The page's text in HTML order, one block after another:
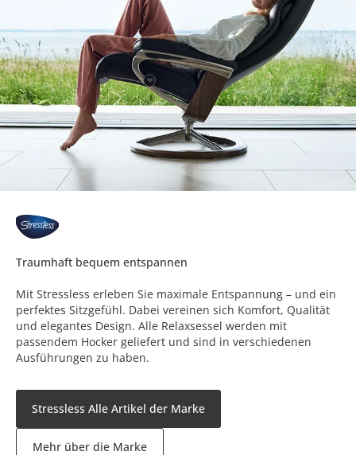
Traumhaft bequem entspannen
Mit Stressless erleben Sie maximale Entspannung – und ein
perfektes Sitzgefühl. Dabei vereinen sich Komfort, Qualität
und elegantes Design. Alle Relaxsessel werden mit
passendem Hocker geliefert und sind in verschiedenen
Ausführungen zu haben.
Stressless Alle Artikel der Marke
Mehr über die Marke